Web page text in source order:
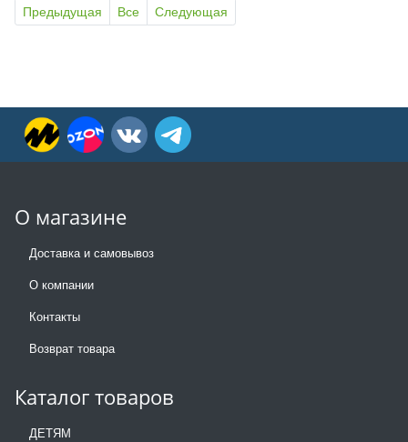
Предыдущая Все Следующая
О магазине
Доставка и самовывоз
О компании
Контакты
Возврат товара
Каталог товаров
ДЕТЯМ